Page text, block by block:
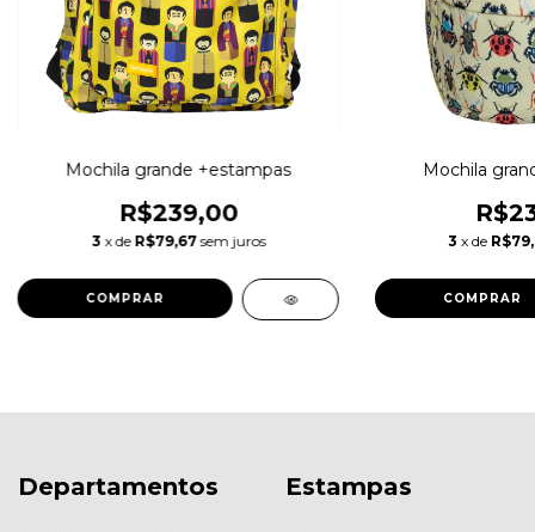
Mochila grande +estampas
R$239,00
3 x de R$79,67 sem juros
COMPRAR
Mochila
3 x de
COMPRAR
Departamentos Estampas